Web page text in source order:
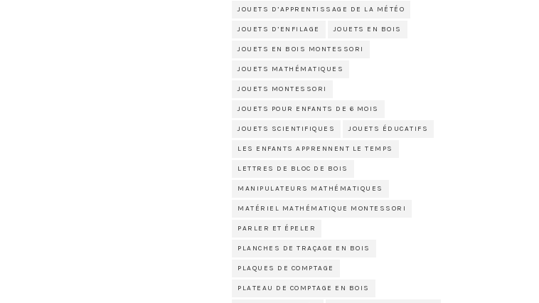
JOUETS D’APPRENTISSAGE DE LA MÉTÉO
JOUETS D’ENFILAGE JOUETS EN BOIS
JOUETS EN BOIS MONTESSORI
JOUETS MATHÉMATIQUES
JOUETS MONTESSORI
JOUETS POUR ENFANTS DE 6 MOIS
JOUETS SCIENTIFIQUES JOUETS ÉDUCATIFS
LES ENFANTS APPRENNENT LE TEMPS
LETTRES DE BLOC DE BOIS
MANIPULATEURS MATHÉMATIQUES
MATÉRIEL MATHÉMATIQUE MONTESSORI
PARLER ET ÉPELER
PLANCHES DE TRAÇAGE EN BOIS
PLAQUES DE COMPTAGE
PLATEAU DE COMPTAGE EN BOIS